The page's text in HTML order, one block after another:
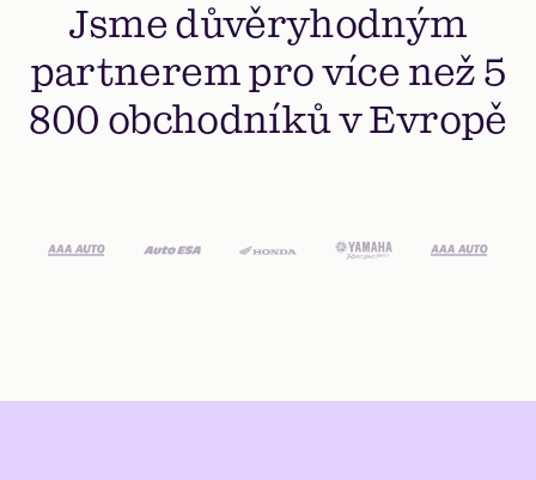
Jsme důvěryhodným
partnerem pro více než 5
800 obchodníků v Evropě